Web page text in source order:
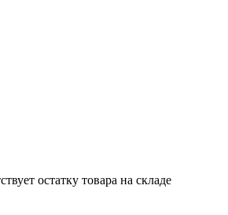
остатку товара на складе